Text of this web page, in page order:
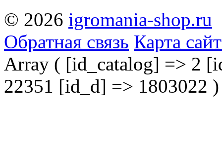
© 2026 igromania-shop.ru
Обратная связь Карта
Array ( [id_catalog] => 2
22351 [id_d] => 1803022 )